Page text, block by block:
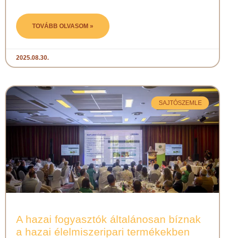
TOVÁBB OLVASOM »
2025.08.30.
SAJTÓSZEMLE
A hazai fogyasztók általánosan bíznak
a hazai élelmiszeripari termékekben